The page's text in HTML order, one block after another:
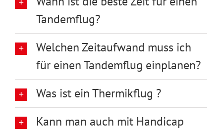
Tandemflug?
Welchen Zeitaufwand muss ich
für einen Tandemflug einplanen?
Was ist ein Thermikflug ?
Kann man auch mit Handicap